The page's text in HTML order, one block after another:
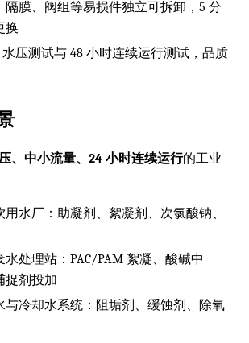
隔膜、阀组等易损件独立可拆卸，5 分
换
水压测试与 48 小时连续运行测试，品质
、中小流量、24 小时连续运行的工业
水厂：助凝剂、絮凝剂、次氯酸钠、
处理站：PAC/PAM 絮凝、酸碱中
捉剂投加
与冷却水系统：阻垢剂、缓蚀剂、除氧